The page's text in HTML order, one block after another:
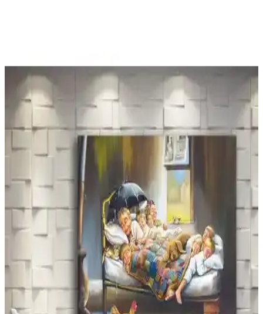
Anka Kuşu Kanvas Tablo ile Mekânlarınıza
Efsanevi Bir Dokunuş Yaratın
sembolüyle yaşam alanlarınıza estetik ve anlam katar, farklı ölçü ve
çerçeve seçenekleriyle her mekâna uyum sağlar.
35x50 Kanvas Tablo ile Dekorasyonunuzu Yeniden
35x50 kanvas tablolar, modern ve şık tasarımlarıyla ev ve iş
yerlerinize estetik katarken, kişisel dokunuşlar ve uygun fiyat
avantajıyla dekorasyonun yeni gözdesi oluyor.
Hediyeler Kapında ve Trade Ays Antrasit Gri Mum
Kombini Karşılaştırması
İki popüler duvar kanvas tablosunun detaylı karşılaştırmasıyla,
evinize uygun şık ve dayanıklı dekoratif ürünleri seçin. Kalite, ebat
ve yorumlar hakkında bilgiler içerir.